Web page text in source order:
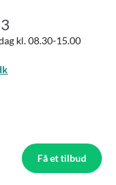
Få et tilbud
kl. 08.30-15.00